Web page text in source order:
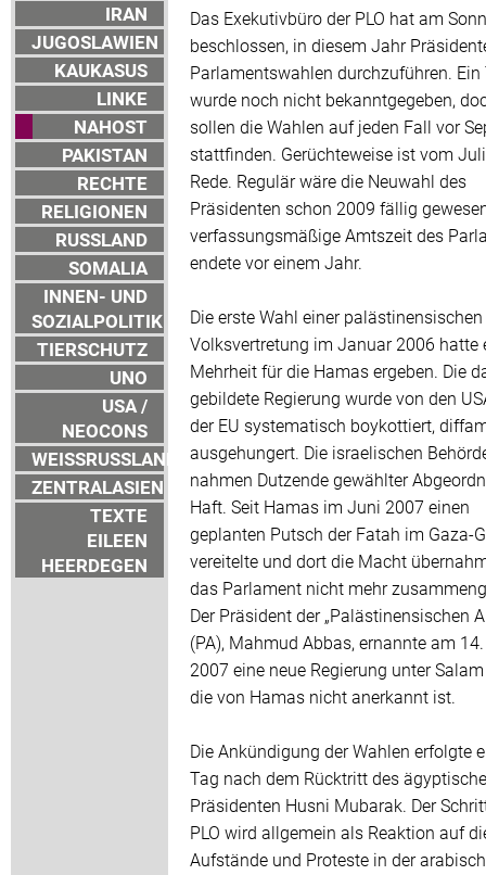
IRAN
JUGOSLAWIEN
KAUKASUS
LINKE
NAHOST
PAKISTAN
RECHTE
RELIGIONEN
RUSSLAND
SOMALIA
INNEN- UND
SOZIALPOLITIK
TIERSCHUTZ
UNO
USA /
NEOCONS
WEISSRUSSLAND
ZENTRALASIEN
TEXTE
EILEEN
HEERDEGEN
Das Exekutivbüro der PLO hat am
beschlossen, in diesem Jahr
Parlamentswahlen durchzuführen. Ein
wurde noch nicht bekanntgegeben,
sollen die Wahlen auf jeden Fall vor
stattfinden. Gerüchteweise ist vom
Rede. Regulär wäre die Neuwahl des
Präsidenten schon 2009 fällig
verfassungsmäßige Amtszeit des
endete vor einem Jahr.
Die erste Wahl einer palästinensischen
Volksvertretung im Januar 2006 hatte
Mehrheit für die Hamas ergeben. Die
gebildete Regierung wurde von den
der EU systematisch boykottiert,
ausgehungert. Die israelischen
nahmen Dutzende gewählter
Haft. Seit Hamas im Juni 2007 einen
geplanten Putsch der Fatah im Gaza-
vereitelte und dort die Macht
das Parlament nicht mehr
Der Präsident der „Palästinensischen
(PA), Mahmud Abbas, ernannte am
2007 eine neue Regierung unter
die von Hamas nicht anerkannt ist.
Die Ankündigung der Wahlen erfolgte
Tag nach dem Rücktritt des
Präsidenten Husni Mubarak. Der
PLO wird allgemein als Reaktion auf
Aufstände und Proteste in der